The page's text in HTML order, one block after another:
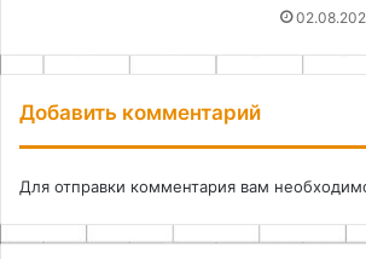
Добавить комментарий
Для отправки комментария вам